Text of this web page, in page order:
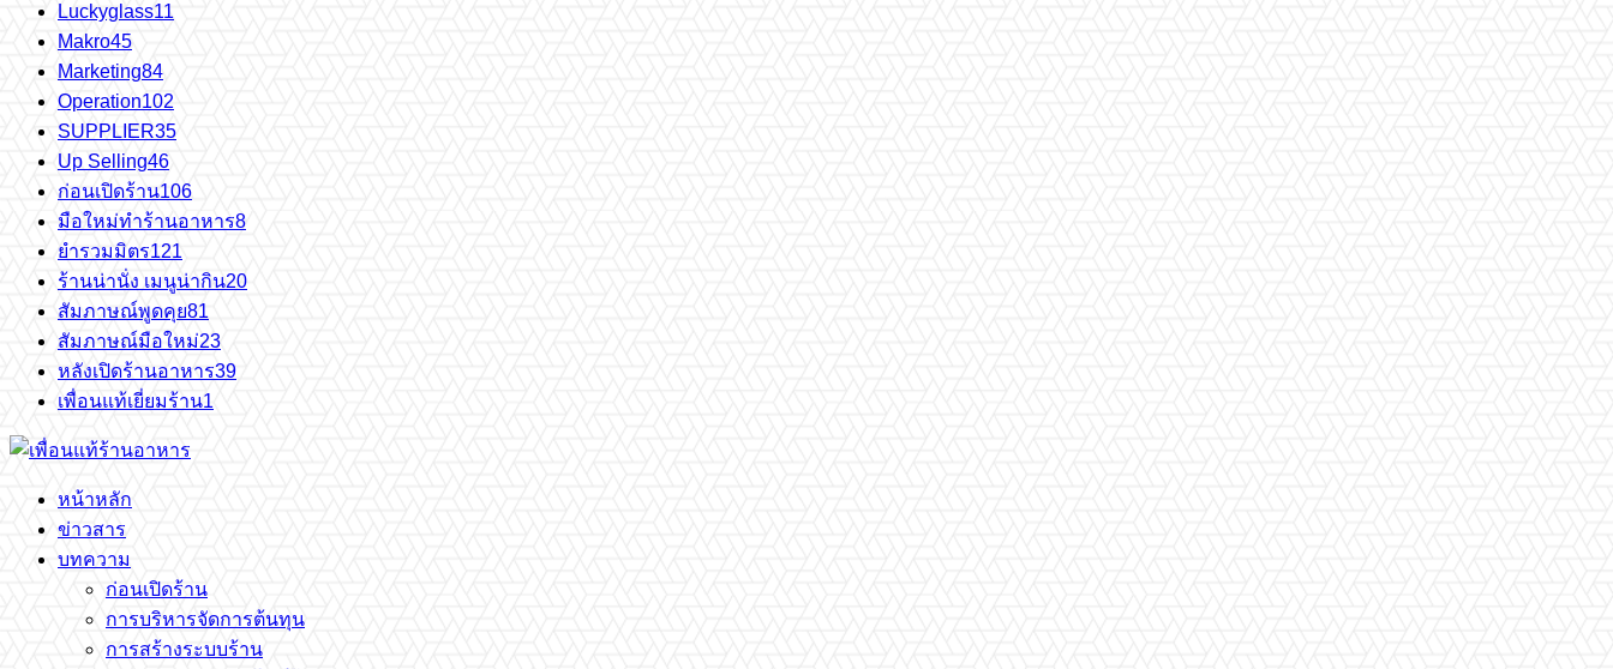
Luckyglass11
Makro45
Marketing84
Operation102
SUPPLIER35
Up Selling46
ก่อนเปิดร้าน106
มือใหม่ทำร้านอาหาร8
ยำรวมมิตร121
ร้านน่านั่ง เมนูน่ากิน20
สัมภาษณ์พูดคุย81
สัมภาษณ์มือใหม่23
หลังเปิดร้านอาหาร39
เพื่อนแท้เยี่ยมร้าน1
หน้าหลัก
ข่าวสาร
บทความ
ก่อนเปิดร้าน
การบริหารจัดการต้นทุน
การสร้างระบบร้าน